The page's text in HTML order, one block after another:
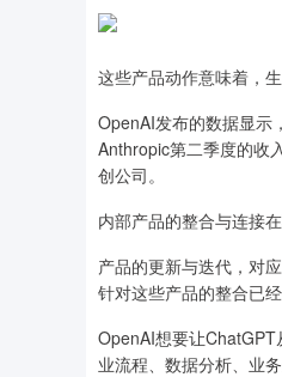
这些产品动作意味着，
OpenAI发布的数据显示
Anthropic第二季度的收
创公司。
内部产品的整合与连接
产品的更新与迭代，对
针对这些产品的整合已
OpenAI想要让
业流程、数据分析、业